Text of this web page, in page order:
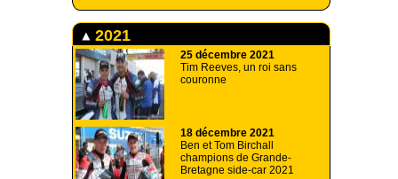
2021
25 décembre 2021
Tim Reeves, un roi sans
couronne
18 décembre 2021
Ben et Tom Birchall
champions de Grande-
Bretagne side-car 2021